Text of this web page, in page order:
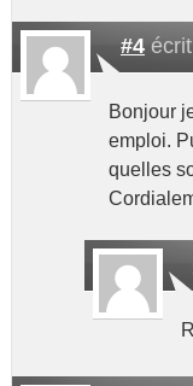
#4
Bonjour
emploi.
quelles